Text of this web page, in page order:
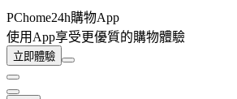
PChome24h購物App
使用App享受更優質的購物體驗
立即體驗